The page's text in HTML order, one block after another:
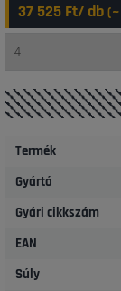
37 525 Ft/ db (~
Termék
Gyártó
Gyári cikkszám
EAN
Súly